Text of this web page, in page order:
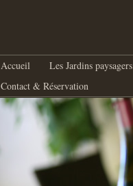
principal
Aller au contenu principal
Aller au contenu secondaire
Accueil Les Jardins paysagers
Contact & Réservation